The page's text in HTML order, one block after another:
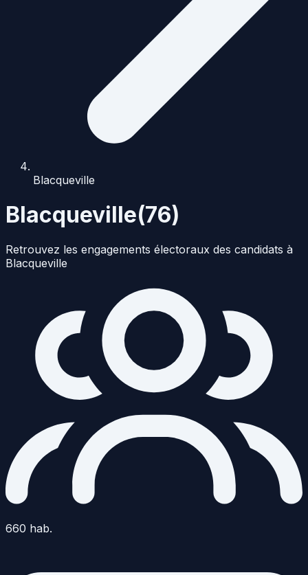
Blacqueville
Blacqueville(76)
Retrouvez les engagements électoraux des candidats à
Blacqueville
660 hab.